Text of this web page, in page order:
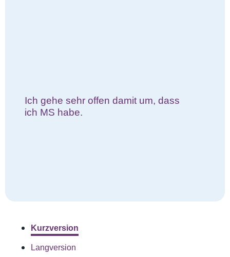
Ich gehe sehr offen damit um, dass
ich MS habe.
Kurzversion
Langversion